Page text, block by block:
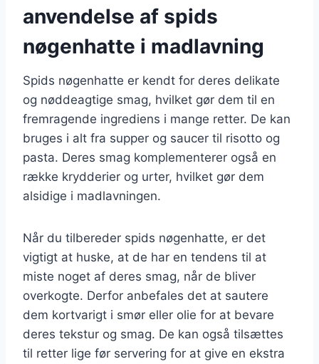
anvendelse af spids
nøgenhatte i madlavning
Spids nøgenhatte er kendt for deres delikate
og nøddeagtige smag, hvilket gør dem til en
fremragende ingrediens i mange retter. De kan
bruges i alt fra supper og saucer til risotto og
pasta. Deres smag komplementerer også en
række krydderier og urter, hvilket gør dem
alsidige i madlavningen.
Når du tilbereder spids nøgenhatte, er det
vigtigt at huske, at de har en tendens til at
miste noget af deres smag, når de bliver
overkogte. Derfor anbefales det at sautere
dem kortvarigt i smør eller olie for at bevare
deres tekstur og smag. De kan også tilsættes
til retter lige før servering for at give en ekstra